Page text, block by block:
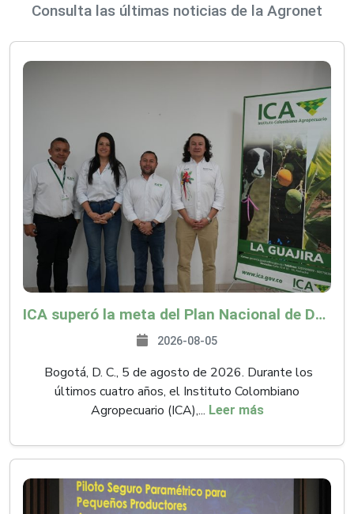
Consulta las últimas noticias de la Agronet
ICA superó la meta del Plan Nacional de Desarrollo y abrió 61 mercados internacionales
2026-08-05
Bogotá, D. C., 5 de agosto de 2026. Durante los
últimos cuatro años, el Instituto Colombiano
Agropecuario (ICA),... Leer más